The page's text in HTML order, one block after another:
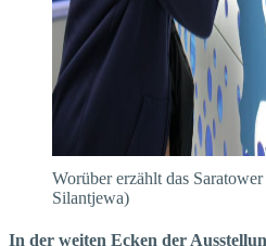
Worüber erzählt das
Silantjewa)
In der weiten Ecken der